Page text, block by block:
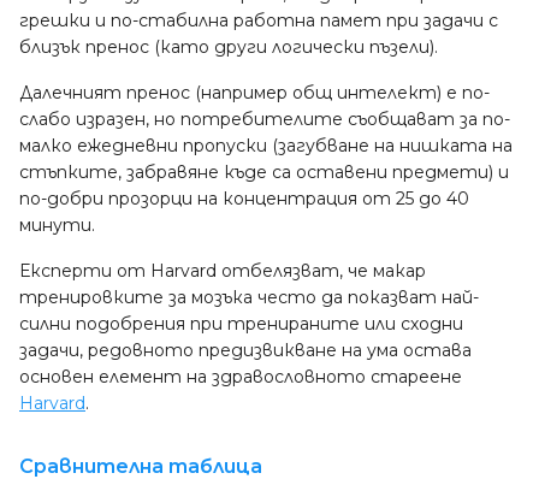
грешки и по-стабилна работна памет при задачи с
близък пренос (като други логически пъзели).
Далечният пренос (например общ интелект) е по-
слабо изразен, но потребителите съобщават за по-
малко ежедневни пропуски (загубване на нишката на
стъпките, забравяне къде са оставени предмети) и
по-добри прозорци на концентрация от 25 до 40
минути.
Експерти от Harvard отбелязват, че макар
тренировките за мозъка често да показват най-
силни подобрения при тренираните или сходни
задачи, редовното предизвикване на ума остава
основен елемент на здравословното стареене
Harvard.
Сравнителна таблица